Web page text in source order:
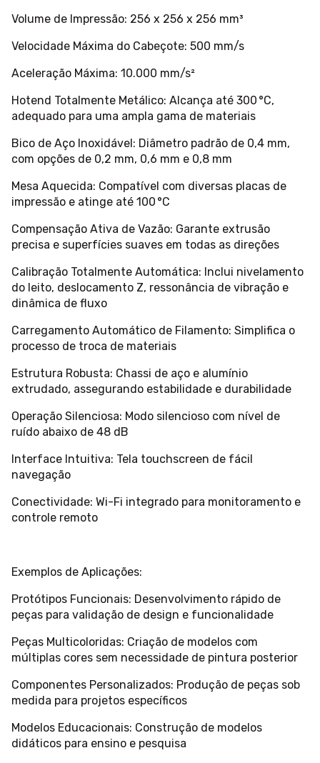
Volume de Impressão: 256 x 256 x 256 mm³
Velocidade Máxima do Cabeçote: 500 mm/s
Aceleração Máxima: 10.000 mm/s²
Hotend Totalmente Metálico: Alcança até 300 °C,
adequado para uma ampla gama de materiais
Bico de Aço Inoxidável: Diâmetro padrão de 0,4 mm,
com opções de 0,2 mm, 0,6 mm e 0,8 mm
Mesa Aquecida: Compatível com diversas placas de
impressão e atinge até 100 °C
Compensação Ativa de Vazão: Garante extrusão
precisa e superfícies suaves em todas as direções
Calibração Totalmente Automática: Inclui nivelamento
do leito, deslocamento Z, ressonância de vibração e
dinâmica de fluxo
Carregamento Automático de Filamento: Simplifica o
processo de troca de materiais
Estrutura Robusta: Chassi de aço e alumínio
extrudado, assegurando estabilidade e durabilidade
Operação Silenciosa: Modo silencioso com nível de
ruído abaixo de 48 dB
Interface Intuitiva: Tela touchscreen de fácil
navegação
Conectividade: Wi-Fi integrado para monitoramento e
controle remoto
Exemplos de Aplicações:
Protótipos Funcionais: Desenvolvimento rápido de
peças para validação de design e funcionalidade
Peças Multicoloridas: Criação de modelos com
múltiplas cores sem necessidade de pintura posterior
Componentes Personalizados: Produção de peças sob
medida para projetos específicos
Modelos Educacionais: Construção de modelos
didáticos para ensino e pesquisa